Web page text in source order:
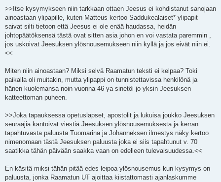
>>Itse kysymykseen niin tarkkaan ottaen Jeesus ei kohdistanut sanojaan
ainoastaan ylipapille, kuten Matteus kertoo Saddukealaiset* ylipapit
saivat silti tietoon että Jeesus ei ole enää haudassa, heidän
johtopäätöksensä tästä ovat sitten asia johon en voi vastata paremmin ,
jos uskoivat Jeesuksen ylösnousemukseen niin kyllä ja jos eivät niin ei.
<<
Miten niin ainoastaan? Miksi selvä Raamatun teksti ei kelpaa? Toki
paikalla oli muitakin, mutta ylipappi on tunnistettavissa henkilönä ja
hänen kuolemansa noin vuonna 46 ya sinetöi jo yksin Jeesuksen
katteettoman puheen.
>>Joka tapauksessa opetuslapset, apostolit ja lukuisa joukko Jeesuksen
seuraajia kantoivat viestiä Jeesuksen ylösnousemuksesta ja kerran
tapahtuvasta paluusta Tuomarina ja Johanneksen ilmestys näky kertoo
nimenomaan tästä Jeesuksen paluusta joka ei siis tapahtunut v. 70
saatikka tähän päivään saakka vaan on edelleen tulevaisuudessa.<<
En käsitä miksi tähän pitää edes leipoa ylösnousemus kun kysymys on
paluusta, jonka Raamatun UT ajoittaa kiistattomasti ajanlaskumme